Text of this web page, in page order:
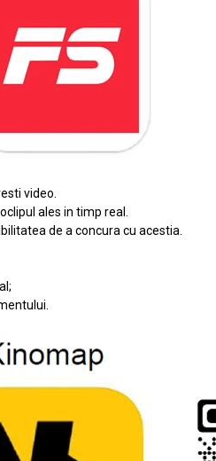
video.
ales in timp real.
de a concura cu acestia.